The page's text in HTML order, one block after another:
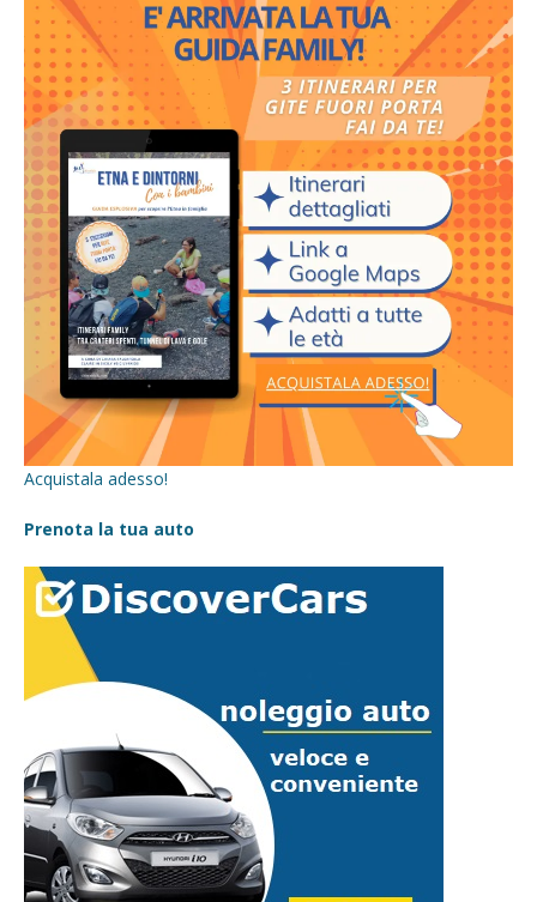
Acquistala adesso!
Prenota la tua auto